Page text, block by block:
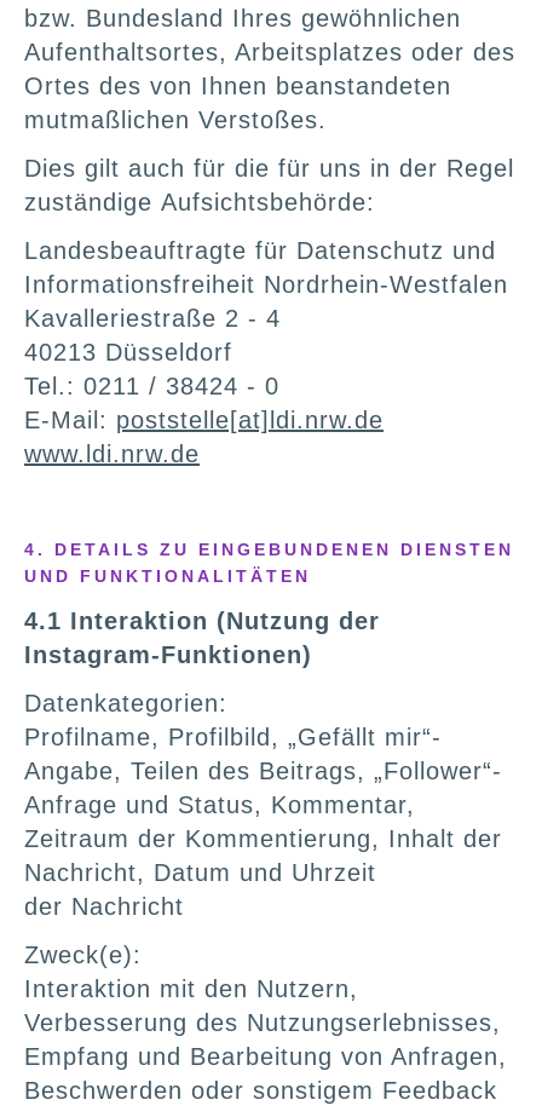
bzw. Bundesland Ihres gewöhnlichen
Aufenthaltsortes, Arbeitsplatzes oder des
Ortes des von Ihnen beanstandeten
mutmaßlichen Verstoßes.
Dies gilt auch für die für uns in der Regel
zuständige Aufsichtsbehörde:
Landesbeauftragte für Datenschutz und
Informationsfreiheit Nordrhein-Westfalen
Kavalleriestraße 2 - 4
40213 Düsseldorf
Tel.: 0211 / 38424 - 0
E-Mail: poststelle[at]ldi.nrw.de
www.ldi.nrw.de
4. DETAILS ZU EINGEBUNDENEN DIENSTEN
UND FUNKTIONALITÄTEN
4.1 Interaktion (Nutzung der
Instagram-Funktionen)
Datenkategorien:
Profilname, Profilbild, „Gefällt mir“-
Angabe, Teilen des Beitrags, „Follower“-
Anfrage und Status, Kommentar,
Zeitraum der Kommentierung, Inhalt der
Nachricht, Datum und Uhrzeit
der Nachricht
Zweck(e):
Interaktion mit den Nutzern,
Verbesserung des Nutzungserlebnisses,
Empfang und Bearbeitung von Anfragen,
Beschwerden oder sonstigem Feedback